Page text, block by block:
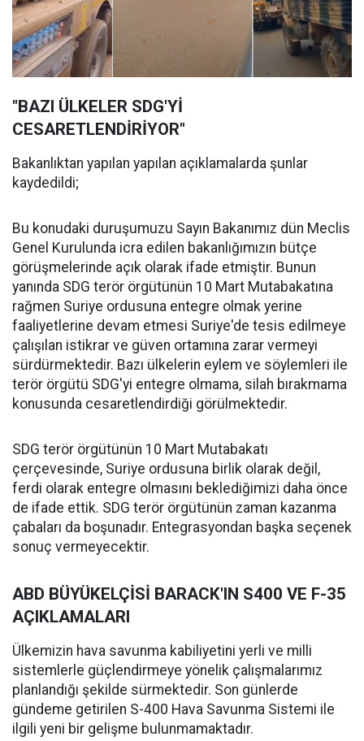
"BAZI ÜLKELER SDG'Yİ
CESARETLENDİRİYOR"
Bakanlıktan yapılan yapılan açıklamalarda şunlar
kaydedildi;
Bu konudaki duruşumuzu Sayın Bakanımız dün Meclis
Genel Kurulunda icra edilen bakanlığımızın bütçe
görüşmelerinde açık olarak ifade etmiştir. Bunun
yanında SDG terör örgütünün 10 Mart Mutabakatına
rağmen Suriye ordusuna entegre olmak yerine
faaliyetlerine devam etmesi Suriye'de tesis edilmeye
çalışılan istikrar ve güven ortamına zarar vermeyi
sürdürmektedir. Bazı ülkelerin eylem ve söylemleri ile
terör örgütü SDG'yi entegre olmama, silah bırakmama
konusunda cesaretlendirdiği görülmektedir.
SDG terör örgütünün 10 Mart Mutabakatı
çerçevesinde, Suriye ordusuna birlik olarak değil,
ferdi olarak entegre olmasını beklediğimizi daha önce
de ifade ettik. SDG terör örgütünün zaman kazanma
çabaları da boşunadır. Entegrasyondan başka seçenek
sonuç vermeyecektir.
ABD BÜYÜKELÇİSİ BARACK'IN S400 VE F-35
AÇIKLAMALARI
Ülkemizin hava savunma kabiliyetini yerli ve milli
sistemlerle güçlendirmeye yönelik çalışmalarımız
planlandığı şekilde sürmektedir. Son günlerde
gündeme getirilen S-400 Hava Savunma Sistemi ile
ilgili yeni bir gelişme bulunmamaktadır.